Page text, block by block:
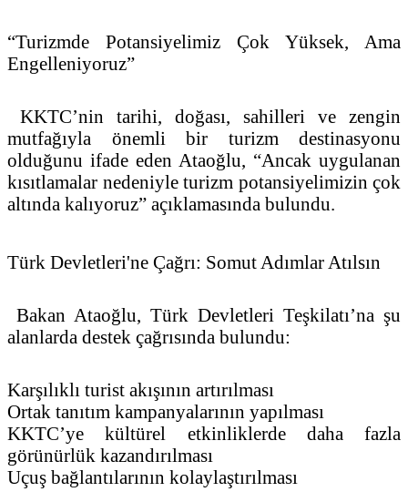
“Turizmde Potansiyelimiz Çok Yüksek, Ama
Engelleniyoruz”
KKTC’nin tarihi, doğası, sahilleri ve zengin
mutfağıyla önemli bir turizm destinasyonu
olduğunu ifade eden Ataoğlu, “Ancak uygulanan
kısıtlamalar nedeniyle turizm potansiyelimizin çok
altında kalıyoruz” açıklamasında bulundu.
Türk Devletleri'ne Çağrı: Somut Adımlar Atılsın
Bakan Ataoğlu, Türk Devletleri Teşkilatı’na şu
alanlarda destek çağrısında bulundu:
Karşılıklı turist akışının artırılması
Ortak tanıtım kampanyalarının yapılması
KKTC’ye kültürel etkinliklerde daha fazla
görünürlük kazandırılması
Uçuş bağlantılarının kolaylaştırılması